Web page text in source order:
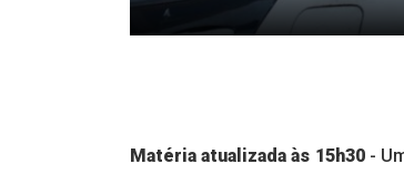
Matéria atualizada às 15h30 -